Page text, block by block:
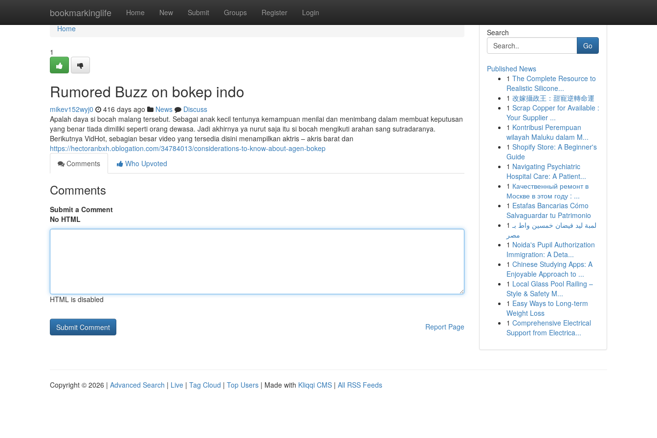
bookmarkinglife Home New Submit Groups Register Login
Home
Home
1
Rumored Buzz on bokep indo
mikev152wyj0 416 days ago News
Discuss
Apalah daya si bocah malang tersebut. Sebagai anak kecil tentunya kemampuan menilai dan menimbang dalam membuat keputusan
yang benar tiada dimiliki seperti orang dewasa. Jadi akhirnya ya nurut saja itu si bocah mengikuti arahan sang sutradaranya.
Berikutnya VidHot, sebagian besar video yang tersedia disini menampilkan aktris – akris barat dan
https://hectoranbxh.oblogation.com/34784013/considerations-to-know-about-agen-bokep
Comments
Who Upvoted
Comments
Submit a Comment
No HTML
HTML is disabled
Report Page
Search
Go
Published News
1 The Complete Resource to
Realistic Silicone...
1 改嫁攝政王：甜寵逆轉命運
1 Scrap Copper for Available :
Your Supplier ...
1 Kontribusi Perempuan
wilayah Maluku dalam M...
1 Shopify Store: A Beginner's
Guide
1 Navigating Psychiatric
Hospital Care: A Patient...
1 Качественный ремонт в
Москве в этом году : ...
1 Estafas Bancarias Cómo
Salvaguardar tu Patrimonio
1 لمبة ليد فيضان خمسين واط بـ
مصر
1 Noida's Pupil Authorization
Immigration: A Deta...
1 Chinese Studying Apps: A
Enjoyable Approach to ...
1 Local Glass Pool Railing –
Style & Safety M...
1 Easy Ways to Long-term
Weight Loss
1 Comprehensive Electrical
Support from Electrica...
Copyright © 2026 | Advanced Search | Live | Tag Cloud | Top Users | Made with Kliqqi CMS | All RSS Feeds